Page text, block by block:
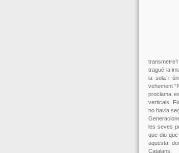
tragué la
la sola i
vehement
proclama
verticals.
no havia
les seves
que diu
aquesta
Catalans.